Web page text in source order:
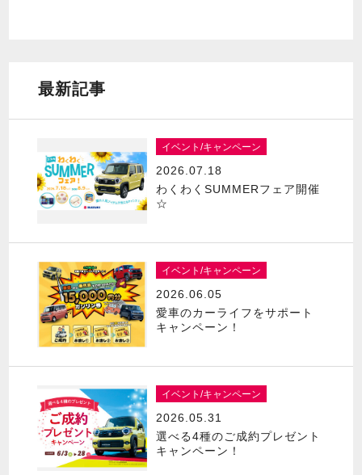
最新記事
イベント/キャンペーン
2026.07.18
わくわくSUMMERフェア開催
☆
イベント/キャンペーン
2026.06.05
愛車のカーライフをサポート
キャンペーン！
イベント/キャンペーン
2026.05.31
選べる4種のご成約プレゼント
キャンペーン！